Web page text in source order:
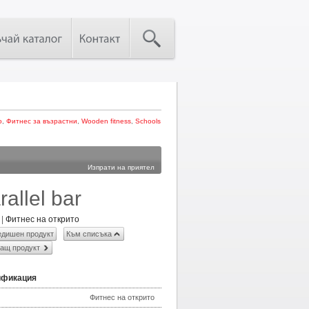
Фитнес за възрастни Wooden fitness Schools
Изпрати на приятел
bar
Фитнес на открито
продукт
Към списъка
продукт
Фитнес на открито